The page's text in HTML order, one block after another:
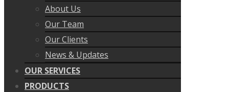
About Us
Our Team
Our Clients
News & Updates
OUR SERVICES
PRODUCTS